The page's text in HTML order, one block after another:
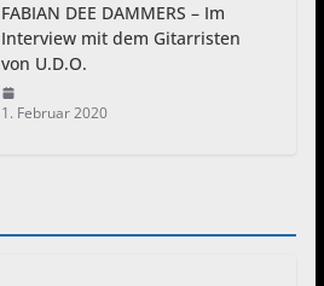
FABIAN DEE DAMMERS – Im
Interview mit dem Gitarristen
von U.D.O.
1. Februar 2020